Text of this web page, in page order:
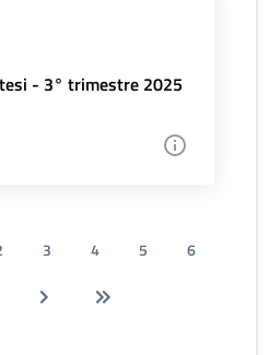
- 3° trimestre 2025
3 4 5
6